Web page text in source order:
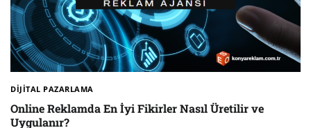
DIJITAL PAZARLAMA
Online Reklamda En İyi Fikirler Nasıl Üretilir ve
Uygulanır?